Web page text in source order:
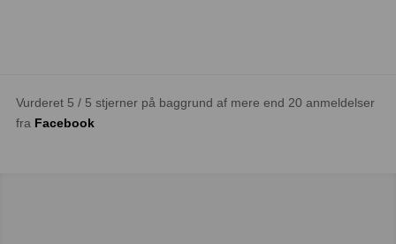
Vurderet 5 / 5 stjerner på baggrund af mere end 20 anmeldelser
fra Facebook